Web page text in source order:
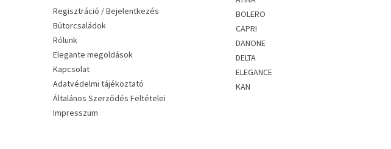
Regisztráció / Bejelentkezés
Bútorcsaládok
Rólunk
Elegante megoldások
Kapcsolat
Adatvédelmi tájékoztató
Általános Szerződés Feltételei
Impresszum
BOLERO
CAPRI
DANONE
DELTA
ELEGANCE
KAN